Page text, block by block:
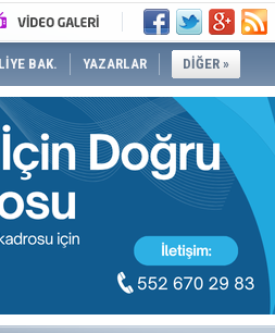
BAK. YAZARLAR DİĞER »